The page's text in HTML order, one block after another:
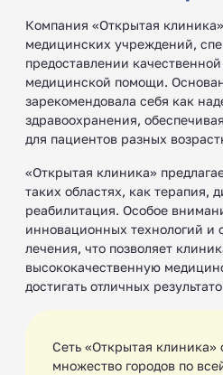
Компания «Открытая
медицинских учреждений,
предоставлении
медицинской помощи.
зарекомендовала себя как
здравоохранения,
для пациентов разных
«Открытая клиника»
таких областях, как терапия,
реабилитация. Особое
инновационных технологий и
лечения, что позволяет
высококачественную
достигать отличных
Сеть «Открытая клиника»
множество городов по